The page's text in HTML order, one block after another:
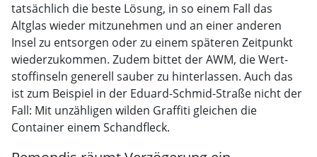
tatsächlich die beste Lösung, in so einem Fall das
Altglas wieder mitzunehmen und an einer anderen
Insel zu entsorgen oder zu einem späteren Zeitpunkt
wiederzukommen. Zudem bittet der AWM, die Wert­
stoff­inseln generell sauber zu hinterlassen. Auch das
ist zum Beispiel in der Eduard-Schmid-Straße nicht der
Fall: Mit unzähligen wilden Graffiti gleichen die
Container einem Schandfleck.